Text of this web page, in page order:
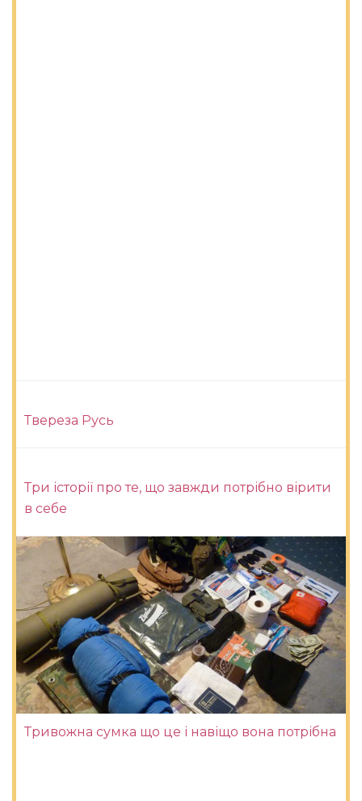
Твереза ​​Русь
Три історії про те, що завжди потрібно вірити
в себе
Тривожна сумка що це і навіщо вона потрібна